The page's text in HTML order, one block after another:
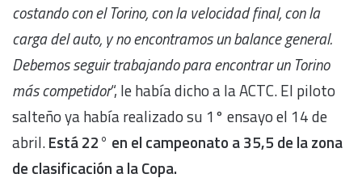
costando con el Torino, con la velocidad final, con la
carga del auto, y no encontramos un balance general.
Debemos seguir trabajando para encontrar un Torino
más competidor“, le había dicho a la ACTC. El piloto
salteño ya había realizado su 1° ensayo el 14 de
abril.Está 22° en el campeonato a 35,5 de la zona
de clasificación a la Copa.